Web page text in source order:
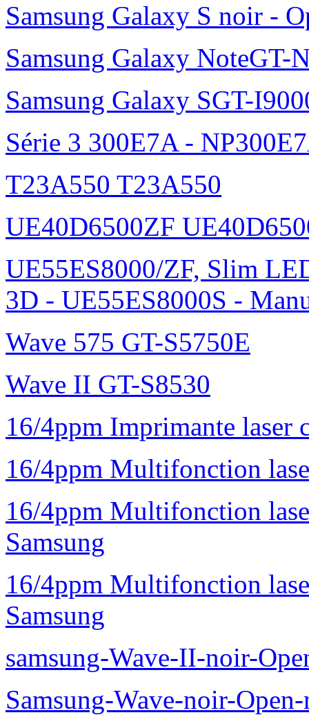
Samsung Galaxy S noir -
Samsung Galaxy NoteGT-
Samsung Galaxy SGT-
Série 3 300E7A -
T23A550 T23A550
UE40D6500ZF
UE55ES8000/ZF, Slim
3D - UE55ES8000S -
Wave 575 GT-S5750E
Wave II GT-S8530
16/4ppm Imprimante laser
16/4ppm Multifonction
16/4ppm Multifonction
Samsung
16/4ppm Multifonction
Samsung
samsung-Wave-II-noir-
Samsung-Wave-noir-